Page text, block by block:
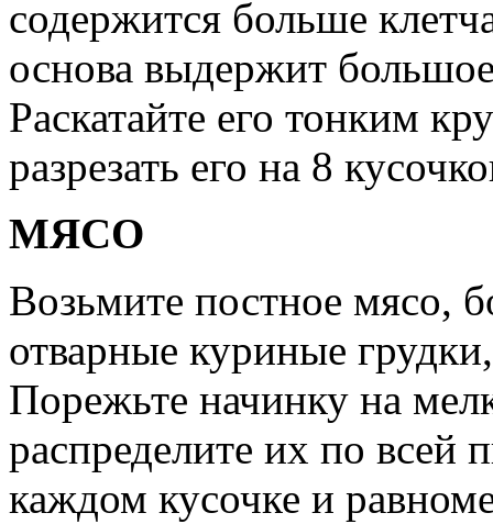
содержится больше
основа выдержит
Раскатайте его тонким
разрезать его на 8
МЯСО
Возьмите постное мясо,
отварные куриные
Порежьте начинку на
распределите их по всей
каждом кусочке и